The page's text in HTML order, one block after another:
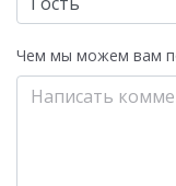
Чем мы можем вам